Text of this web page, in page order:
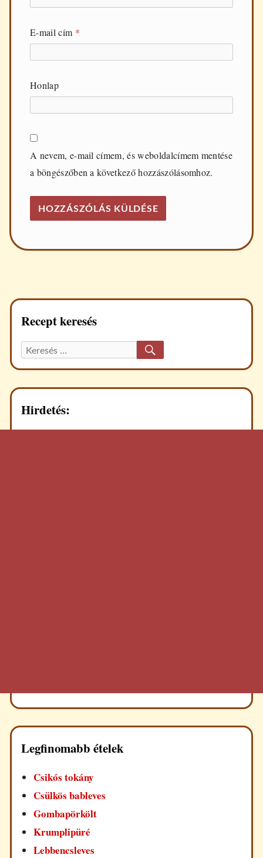
E-mail cím *
Honlap
A nevem, e-mail címem, és weboldalcímem mentése
a böngészőben a következő hozzászólásomhoz.
Recept keresés
Keresett
recept:
Hirdetés:
Legfinomabb ételek
Csikós tokány
Csülkös bableves
Gombapörkölt
Krumplipüré
Lebbencsleves